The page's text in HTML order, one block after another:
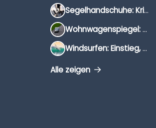
Segelhandschuhe: Kriterien, Materialien & Tipps
Wohnwagenspiegel: Auswahl, Preise & Montage
Windsurfen: Einstieg, Ausrüstung & Tipps
Alle zeigen